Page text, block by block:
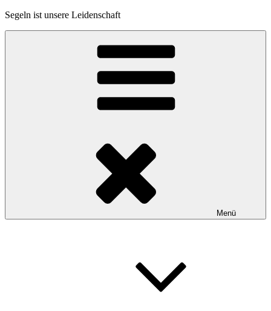
Segeln ist unsere Leidenschaft
Menü